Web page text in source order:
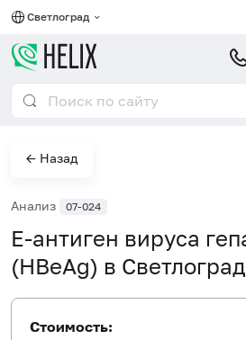
Светлоград
← Назад
Анализ 07-024
Е-антиген вируса
(HBeAg) в
Стоимость: